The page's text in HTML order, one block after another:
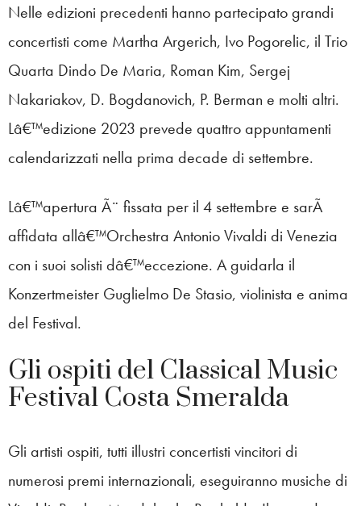
Nelle edizioni precedenti hanno partecipato grandi
concertisti come Martha Argerich, Ivo Pogorelic, il Trio
Quarta Dindo De Maria, Roman Kim, Sergej
Nakariakov, D. Bogdanovich, P. Berman e molti altri.
Lâ€™edizione 2023 prevede quattro appuntamenti
calendarizzati nella prima decade di settembre.
Lâ€™apertura Ã¨ fissata per il 4 settembre e sarÃ
affidata allâ€™Orchestra Antonio Vivaldi di Venezia
con i suoi solisti dâ€™eccezione. A guidarla il
Konzertmeister Guglielmo De Stasio, violinista e anima
del Festival.
Gli ospiti del Classical Music
Festival Costa Smeralda
Gli artisti ospiti, tutti illustri concertisti vincitori di
numerosi premi internazionali, eseguiranno musiche di